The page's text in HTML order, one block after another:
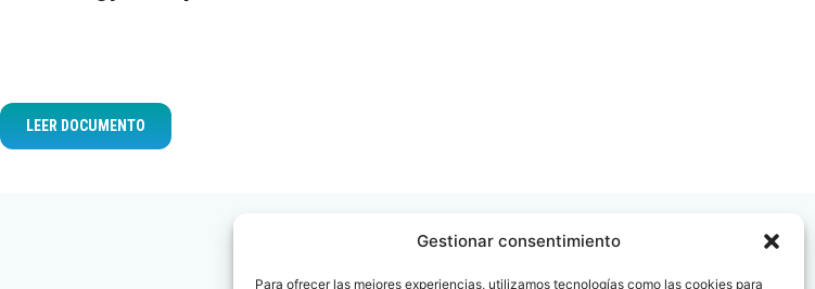
Gestionar consentimiento
Para ofrecer las mejores experiencias, utilizamos tecnologías como las cookies para
LEER DOCUMENTO